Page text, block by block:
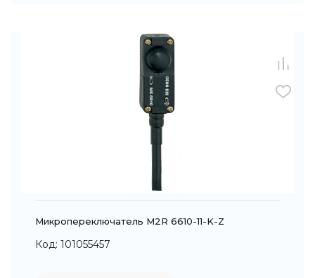
Микропереключатель M2R 6610-11-K-Z
Код: 101055457